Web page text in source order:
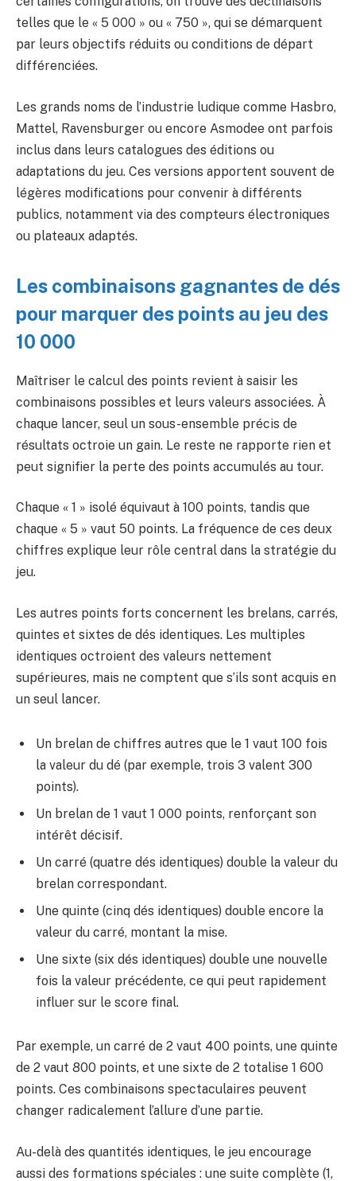
telles que le « 5 000 » ou « 750 », qui se démarquent
par leurs objectifs réduits ou conditions de départ
différenciées.
Les grands noms de l’industrie ludique comme Hasbro,
Mattel, Ravensburger ou encore Asmodee ont parfois
inclus dans leurs catalogues des éditions ou
adaptations du jeu. Ces versions apportent souvent de
légères modifications pour convenir à différents
publics, notamment via des compteurs électroniques
ou plateaux adaptés.
Les combinaisons gagnantes de dés
pour marquer des points au jeu des
10 000
Maîtriser le calcul des points revient à saisir les
combinaisons possibles et leurs valeurs associées. À
chaque lancer, seul un sous-ensemble précis de
résultats octroie un gain. Le reste ne rapporte rien et
peut signifier la perte des points accumulés au tour.
Chaque « 1 » isolé équivaut à 100 points, tandis que
chaque « 5 » vaut 50 points. La fréquence de ces deux
chiffres explique leur rôle central dans la stratégie du
jeu.
Les autres points forts concernent les brelans, carrés,
quintes et sixtes de dés identiques. Les multiples
identiques octroient des valeurs nettement
supérieures, mais ne comptent que s’ils sont acquis en
un seul lancer.
Un brelan de chiffres autres que le 1 vaut 100 fois
la valeur du dé (par exemple, trois 3 valent 300
points).
Un brelan de 1 vaut 1 000 points, renforçant son
intérêt décisif.
Un carré (quatre dés identiques) double la valeur du
brelan correspondant.
Une quinte (cinq dés identiques) double encore la
valeur du carré, montant la mise.
Une sixte (six dés identiques) double une nouvelle
fois la valeur précédente, ce qui peut rapidement
influer sur le score final.
Par exemple, un carré de 2 vaut 400 points, une quinte
de 2 vaut 800 points, et une sixte de 2 totalise 1 600
points. Ces combinaisons spectaculaires peuvent
changer radicalement l’allure d’une partie.
Au-delà des quantités identiques, le jeu encourage
aussi des formations spéciales : une suite complète (1,